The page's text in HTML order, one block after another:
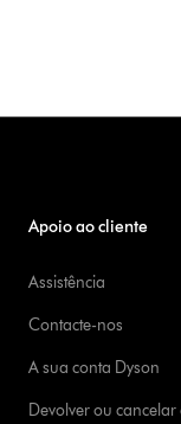
Apoio ao cliente
Assistência
Contacte-nos
A sua conta Dyson
Devolver ou